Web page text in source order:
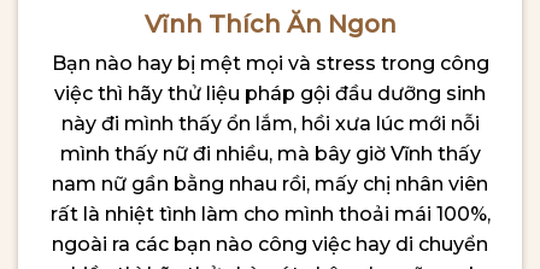
Vĩnh Thích Ăn Ngon
Bạn nào hay bị mệt mọi và stress trong công
việc thì hãy thử liệu pháp gội đầu dưỡng sinh
này đi mình thấy ổn lắm, hồi xưa lúc mới nỗi
mình thấy nữ đi nhiều, mà bây giờ Vĩnh thấy
nam nữ gần bằng nhau rồi, mấy chị nhân viên
rất là nhiệt tình làm cho mình thoải mái 100%,
ngoài ra các bạn nào công việc hay di chuyển